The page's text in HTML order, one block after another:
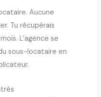
Aucune
Tu récupérais
L’agence se
sous-locataire en